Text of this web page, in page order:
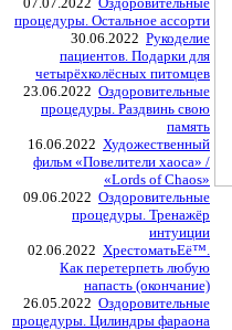
процедуры. Остальное ассорти
30.06.2022 Рукоделие
пациентов. Подарки для
четырёхколёсных питомцев
23.06.2022 Оздоровительные
процедуры. Раздвинь свою
память
16.06.2022 Художественный
фильм «Повелители хаоса» /
«Lords of Chaos»
09.06.2022 Оздоровительные
процедуры. Тренажёр
интуиции
02.06.2022 ХрестоматьЕё™.
Как перетерпеть любую
напасть (окончание)
26.05.2022 Оздоровительные
процедуры. Цилиндры фараона